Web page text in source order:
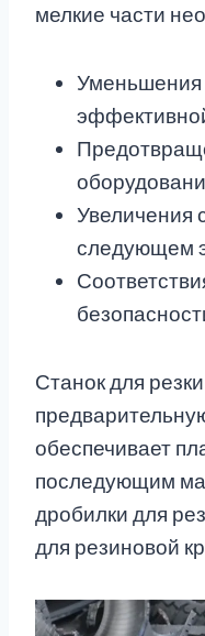
мелкие части
Уменьшения
Увеличения
следующем
Станок для
обеспечивает
последующим
дробилки для
для резиновой